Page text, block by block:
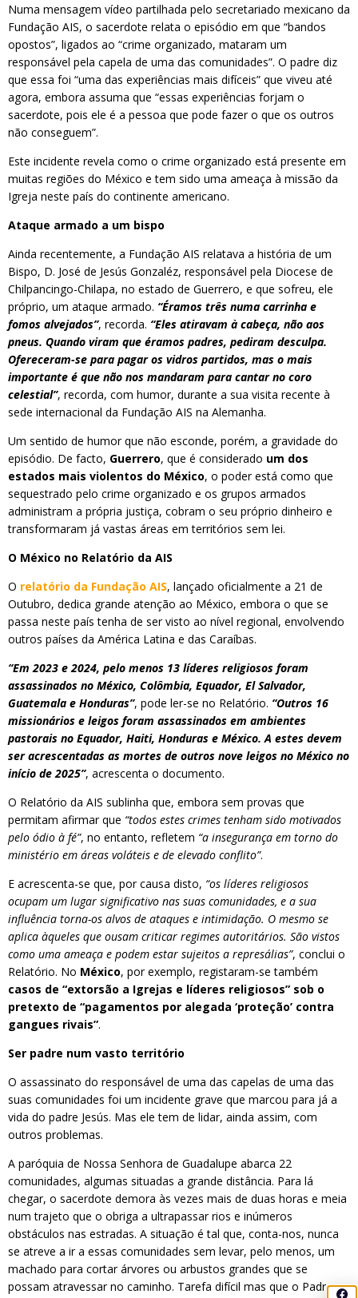
Numa mensagem vídeo partilhada pelo secretariado mexicano da
Fundação AIS, o sacerdote relata o episódio em que “bandos
opostos”, ligados ao “crime organizado, mataram um
responsável pela capela de uma das comunidades”. O padre diz
que essa foi “uma das experiências mais difíceis” que viveu até
agora, embora assuma que “essas experiências forjam o
sacerdote, pois ele é a pessoa que pode fazer o que os outros
não conseguem”.
Este incidente revela como o crime organizado está presente em
muitas regiões do México e tem sido uma ameaça à missão da
Igreja neste país do continente americano.
Ataque armado a um bispo
Ainda recentemente, a Fundação AIS relatava a história de um
Bispo, D. José de Jesús Gonzaléz, responsável pela Diocese de
Chilpancingo-Chilapa, no estado de Guerrero, e que sofreu, ele
próprio, um ataque armado. “Éramos três numa carrinha e
fomos alvejados”, recorda. “Eles atiravam à cabeça, não aos
pneus. Quando viram que éramos padres, pediram desculpa.
Ofereceram-se para pagar os vidros partidos, mas o mais
importante é que não nos mandaram para cantar no coro
celestial”, recorda, com humor, durante a sua visita recente à
sede internacional da Fundação AIS na Alemanha.
Um sentido de humor que não esconde, porém, a gravidade do
episódio. De facto, Guerrero, que é considerado um dos
estados mais violentos do México, o poder está como que
sequestrado pelo crime organizado e os grupos armados
administram a própria justiça, cobram o seu próprio dinheiro e
transformaram já vastas áreas em territórios sem lei.
O México no Relatório da AIS
O relatório da Fundação AIS, lançado oficialmente a 21 de
Outubro, dedica grande atenção ao México, embora o que se
passa neste país tenha de ser visto ao nível regional, envolvendo
outros países da América Latina e das Caraíbas.
“Em 2023 e 2024, pelo menos 13 líderes religiosos foram
assassinados no México, Colômbia, Equador, El Salvador,
Guatemala e Honduras”, pode ler-se no Relatório. “Outros 16
missionários e leigos foram assassinados em ambientes
pastorais no Equador, Haiti, Honduras e México. A estes devem
ser acrescentadas as mortes de outros nove leigos no México no
início de 2025”, acrescenta o documento.
O Relatório da AIS sublinha que, embora sem provas que
permitam afirmar que “todos estes crimes tenham sido motivados
pelo ódio à fé”, no entanto, refletem “a insegurança em torno do
ministério em áreas voláteis e de elevado conflito”.
E acrescenta-se que, por causa disto, “os líderes religiosos
ocupam um lugar significativo nas suas comunidades, e a sua
influência torna-os alvos de ataques e intimidação. O mesmo se
aplica àqueles que ousam criticar regimes autoritários. São vistos
como uma ameaça e podem estar sujeitos a represálias”, conclui o
Relatório. No México, por exemplo, registaram-se também
casos de “extorsão a Igrejas e líderes religiosos” sob o
pretexto de “pagamentos por alegada ‘proteção’ contra
gangues rivais”.
Ser padre num vasto território
O assassinato do responsável de uma das capelas de uma das
suas comunidades foi um incidente grave que marcou para já a
vida do padre Jesús. Mas ele tem de lidar, ainda assim, com
outros problemas.
A paróquia de Nossa Senhora de Guadalupe abarca 22
comunidades, algumas situadas a grande distância. Para lá
chegar, o sacerdote demora às vezes mais de duas horas e meia
num trajeto que o obriga a ultrapassar rios e inúmeros
obstáculos nas estradas. A situação é tal que, conta-nos, nunca
se atreve a ir a essas comunidades sem levar, pelo menos, um
machado para cortar árvores ou arbustos grandes que se
possam atravessar no caminho. Tarefa difícil mas que o Padre